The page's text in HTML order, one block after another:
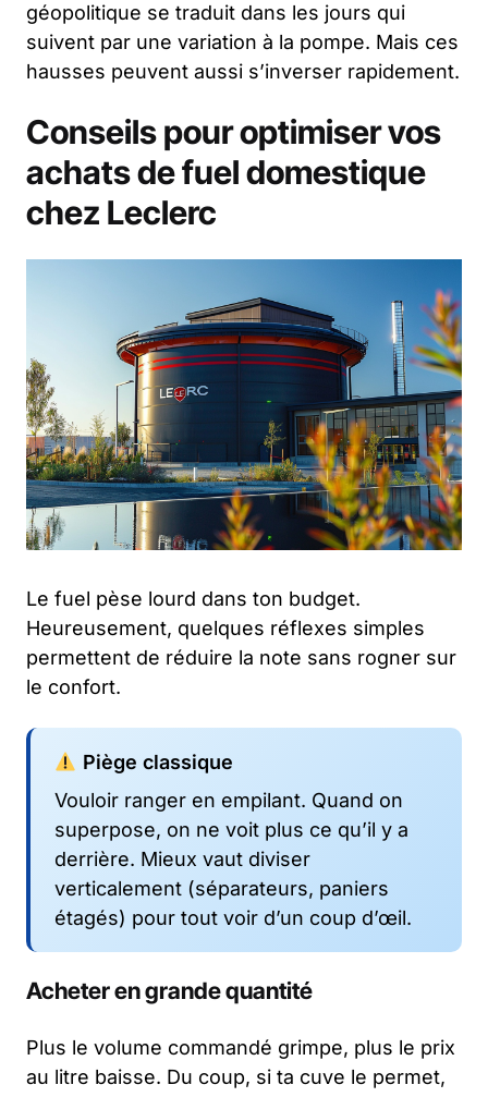
géopolitique se traduit dans les jours qui
suivent par une variation à la pompe. Mais ces
hausses peuvent aussi s’inverser rapidement.
Conseils pour optimiser vos
achats de fuel domestique
chez Leclerc
Le fuel pèse lourd dans ton budget.
Heureusement, quelques réflexes simples
permettent de réduire la note sans rogner sur
le confort.
Piège classique
Vouloir ranger en empilant. Quand on
superpose, on ne voit plus ce qu’il y a
derrière. Mieux vaut diviser
verticalement (séparateurs, paniers
étagés) pour tout voir d’un coup d’œil.
Acheter en grande quantité
Plus le volume commandé grimpe, plus le prix
au litre baisse. Du coup, si ta cuve le permet,